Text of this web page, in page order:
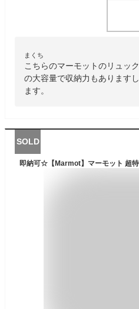
まくち
こちらのマーモットのリュッ
の大容量で収納力もあります
ます。
SOLD